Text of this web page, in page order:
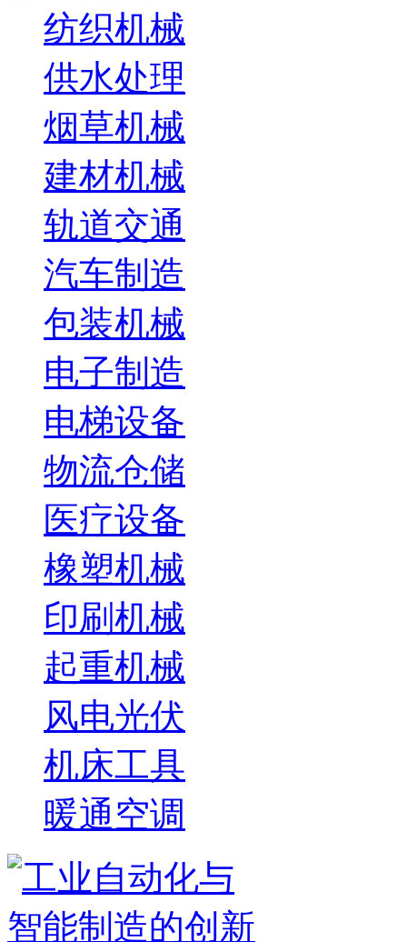
纺织机械
供水处理
烟草机械
建材机械
轨道交通
汽车制造
包装机械
电子制造
电梯设备
物流仓储
医疗设备
橡塑机械
印刷机械
起重机械
风电光伏
机床工具
暖通空调